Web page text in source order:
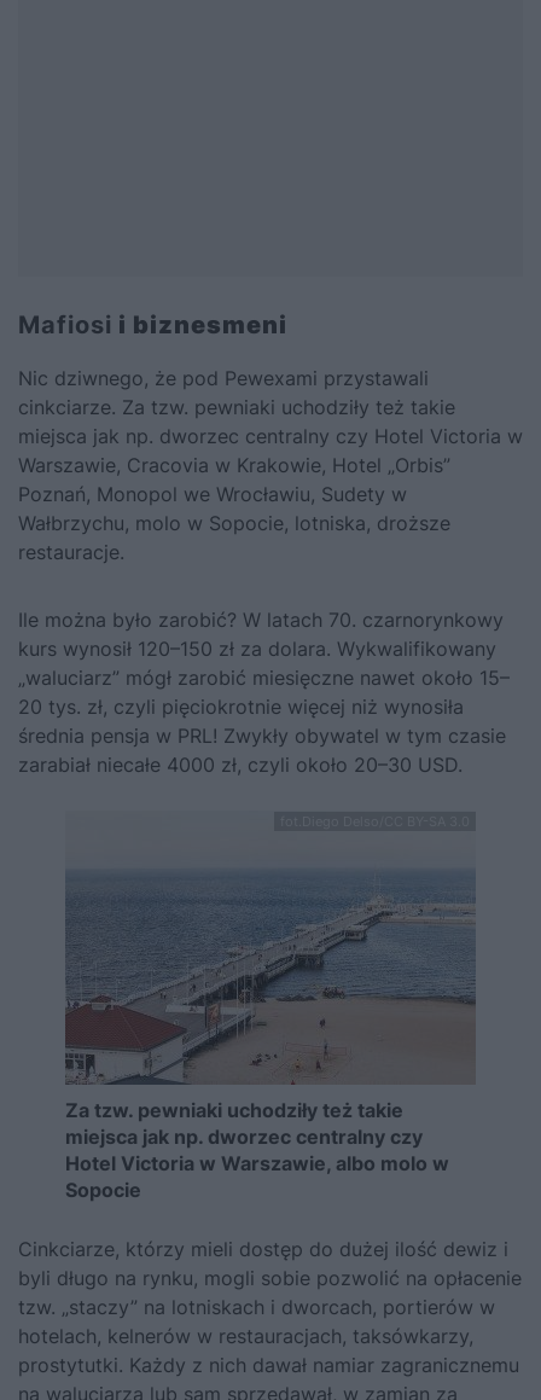
Mafiosi i biznesmeni
Nic dziwnego, że pod Pewexami przystawali
cinkciarze. Za tzw. pewniaki uchodziły też takie
miejsca jak np. dworzec centralny czy Hotel Victoria w
Warszawie, Cracovia w Krakowie, Hotel „Orbis”
Poznań, Monopol we Wrocławiu, Sudety w
Wałbrzychu, molo w Sopocie, lotniska, droższe
restauracje.
Ile można było zarobić? W latach 70. czarnorynkowy
kurs wynosił 120–150 zł za dolara. Wykwalifikowany
„waluciarz” mógł zarobić miesięczne nawet około 15–
20 tys. zł, czyli pięciokrotnie więcej niż wynosiła
średnia pensja w PRL! Zwykły obywatel w tym czasie
zarabiał niecałe 4000 zł, czyli około 20–30 USD.
Za tzw. pewniaki uchodziły też takie
miejsca jak np. dworzec centralny czy
Hotel Victoria w Warszawie, albo molo w
Sopocie
Cinkciarze, którzy mieli dostęp do dużej ilość dewiz i
byli długo na rynku, mogli sobie pozwolić na opłacenie
tzw. „staczy” na lotniskach i dworcach, portierów w
hotelach, kelnerów w restauracjach, taksówkarzy,
prostytutki. Każdy z nich dawał namiar zagranicznemu
na waluciarza lub sam sprzedawał, w zamian za